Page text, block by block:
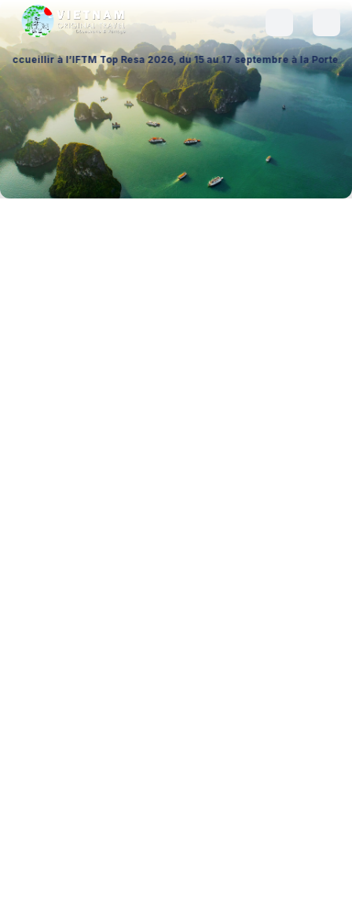
Top Resa 2026, du 15 au 17 septembre à la Porte de